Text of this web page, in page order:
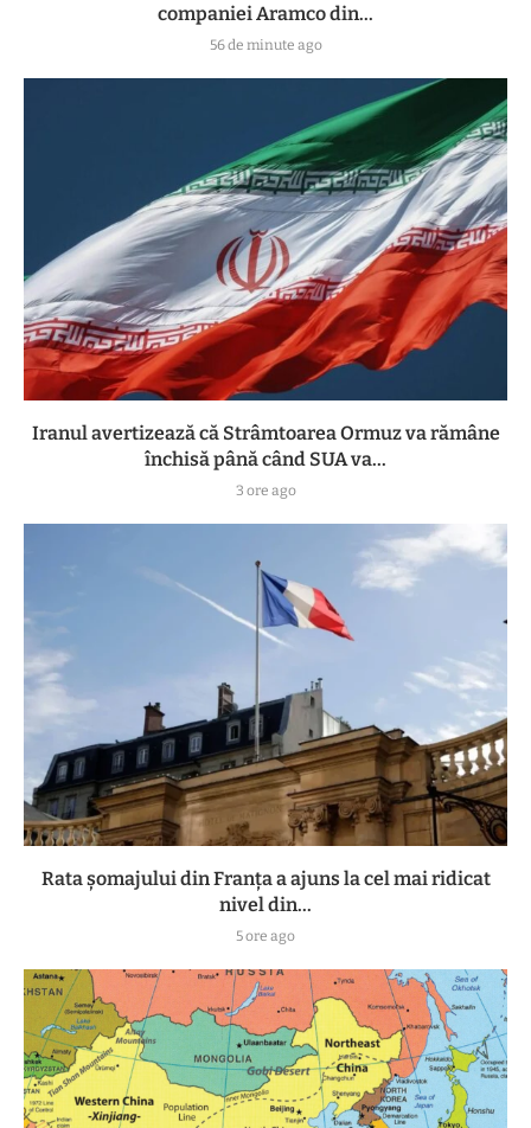
companiei Aramco din...
56 de minute ago
Iranul avertizează că Strâmtoarea Ormuz va rămâne
închisă până când SUA va...
3 ore ago
Rata șomajului din Franța a ajuns la cel mai ridicat
nivel din...
5 ore ago